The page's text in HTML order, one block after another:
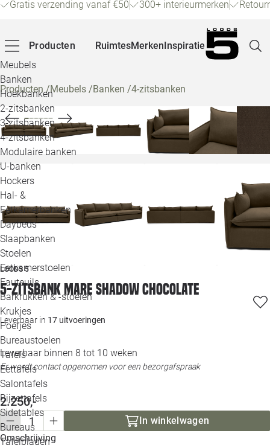
Gratis verzending vanaf €50 300+ interieurmerken
Producten
Meubels
Banken
Hoekbanken
2-zitsbanken
3-zitsbanken
4-zitsbanken
Modulaire banken
U-banken
Hockers
Hal- &
Eetkamerbanken
Daybeds
Slaapbanken
Stoelen
Eetkamerstoelen
Fauteuils
Barkrukken & -stoelen
Krukjes
Poefjes
Bureaustoelen
Tafels
Eettafels
Salontafels
Bijzettafels
Sidetables
Bureaus
Tafelbladen
RuimtesMerkenInspiratie
Producten/Meubels /Banken /4-zitsbanken
LOODS 5
5-zitsbank Mare shadow chocolate
Leverbaar in 17 uitvoeringen
Leverbaar binnen 8 tot 10 weken
Er wordt contact opgenomen voor een bezorgafspraak
2.250,-
In winkelwagen
Omschrijving